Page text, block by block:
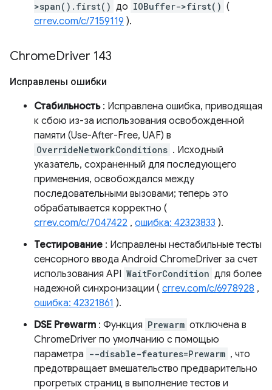
>span().first() до IOBuffer->first() (
crrev.com/c/7159119 ).
ChromeDriver 143
Исправлены ошибки
Стабильность: Исправлена ​​ошибка, приводящая
к сбою из-за использования освобожденной
памяти (Use-After-Free, UAF) в
OverrideNetworkConditions . Исходный
указатель, сохраненный для последующего
применения, освобождался между
последовательными вызовами; теперь это
обрабатывается корректно (
crrev.com/c/7047422 , ошибка: 42323833 ).
Тестирование : Исправлены нестабильные тесты
сенсорного ввода Android ChromeDriver за счет
использования API WaitForCondition для более
надежной синхронизации ( crrev.com/c/6978928 ,
ошибка: 42321861 ).
DSE Prewarm : Функция Prewarm отключена в
ChromeDriver по умолчанию с помощью
параметра --disable-features=Prewarm , что
предотвращает вмешательство предварительно
прогретых страниц в выполнение тестов и